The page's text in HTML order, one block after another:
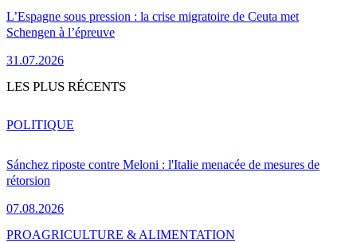
L’Espagne sous pression : la crise migratoire de Ceuta met
Schengen à l’épreuve
31.07.2026
LES PLUS RÉCENTS
Sánchez riposte contre Meloni : l'Italie menacée de mesures de
rétorsion
07.08.2026
POLITIQUE
PROAGRICULTURE & ALIMENTATION